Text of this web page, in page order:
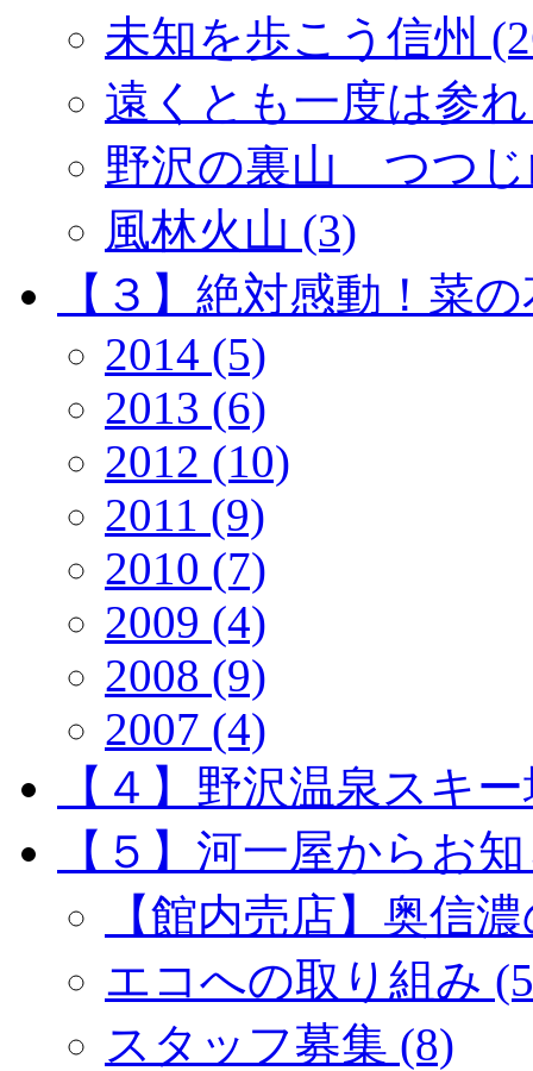
未知を歩こう信州
遠くとも一度は参
野沢の裏山 つつじ
風林火山 (3)
【３】絶対感動！菜
2014 (5)
2013 (6)
2012 (10)
2011 (9)
2010 (7)
2009 (4)
2008 (9)
2007 (4)
【４】野沢温泉スキ
【５】河一屋からお
【館内売店】奥信
エコへの取り組み
スタッフ募集 (8)